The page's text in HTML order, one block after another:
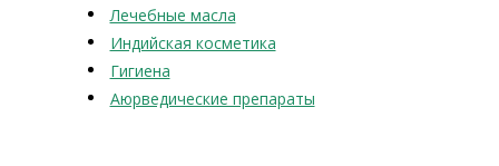
Лечебные масла
Индийская косметика
Гигиена
Аюрведические препараты